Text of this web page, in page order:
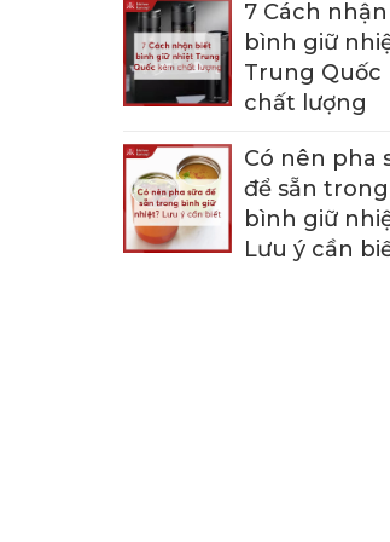
7 Cách
bình giữ
Trung Quốc
chất lượng
Có nên pha
để sẵn trong
bình giữ
Lưu ý cần